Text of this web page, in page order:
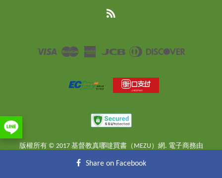
Visa Master
American
JCB
Diners
版權所有 © 2017 基督教真哪噠買書（MEZU）網. 電子商務由
Share on Facebook